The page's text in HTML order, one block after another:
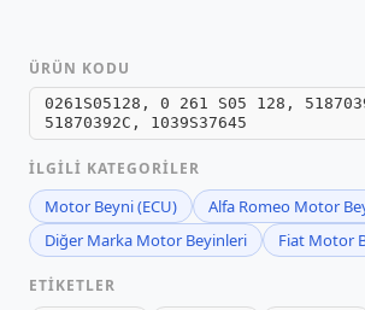
ÜRÜN KODU
0261S05128, 0 261 S05 128,
51870392C, 1039S37645
İLGILI KATEGORILER
Motor Beyni (ECU)
Alfa Romeo Motor
Diğer Marka Motor Beyinleri
Fiat Motor
ETIKETLER